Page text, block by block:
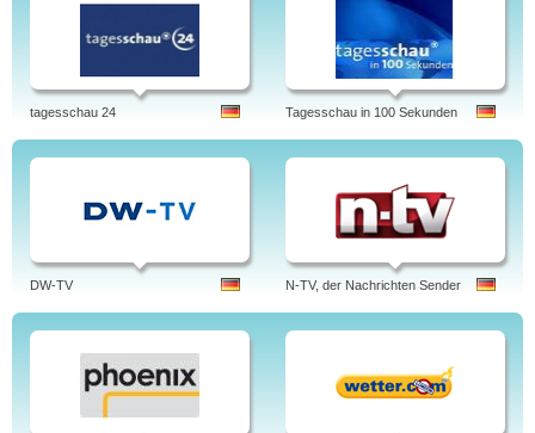
tagesschau 24 Tagesschau in 100 Sekunden
DW-TV N-TV, der Nachrichten Sender